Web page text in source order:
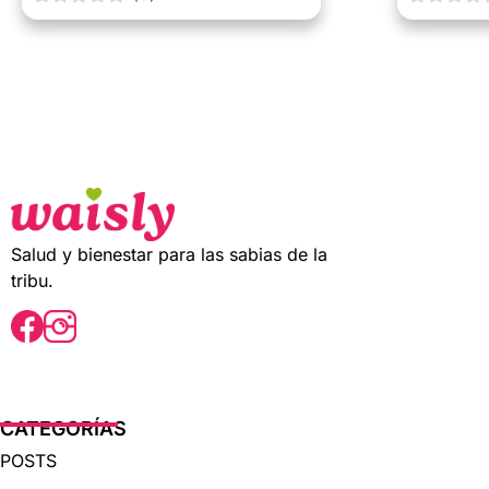
0
0
Salud y bienestar para las sabias de la
tribu.
CATEGORÍAS
POSTS